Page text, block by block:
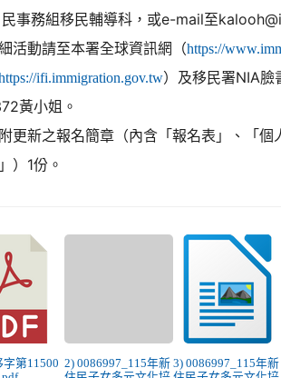
民事務組移民輔導科，或e-mail至
活動請至本署全球資訊網（https://
ifi.immigration.gov.tw）及移民署NIA
黃小姐。
更新之報名簡章（內含「報名表」、「
）1份。
字第11500 2) 0086997_115年新 3) 0086997_115年新